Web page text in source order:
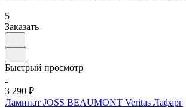
5
Заказать
Быстрый просмотр
3 290 ₽
Ламинат JOSS BEAUMONT Veritas Лафарг